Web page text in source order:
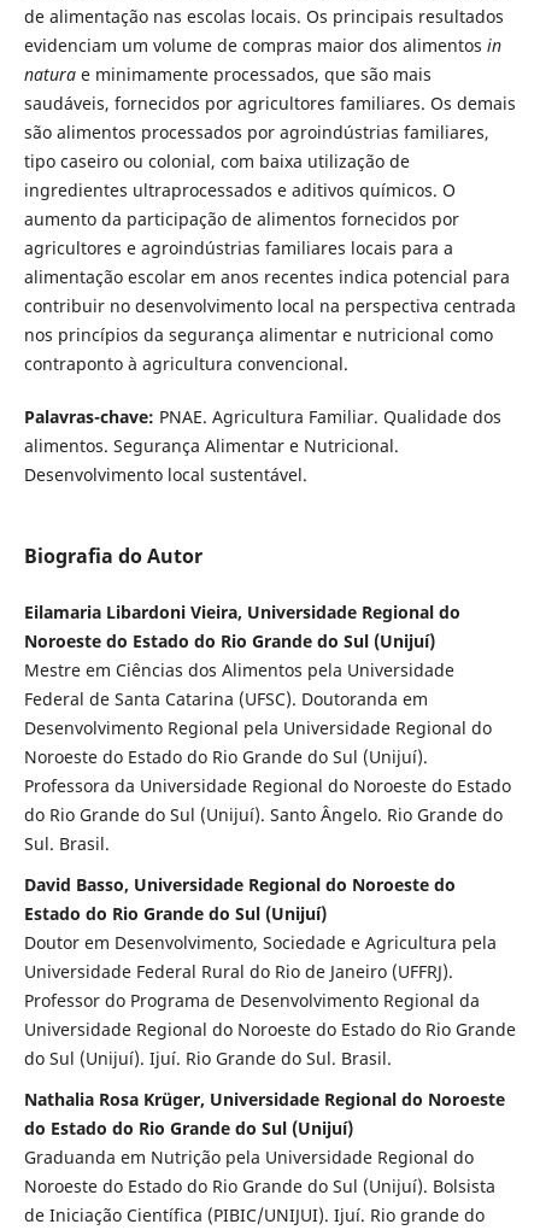
de alimentação nas escolas locais. Os principais resultados
evidenciam um volume de compras maior dos alimentos in
natura e minimamente processados, que são mais
saudáveis, fornecidos por agricultores familiares. Os demais
são alimentos processados por agroindústrias familiares,
tipo caseiro ou colonial, com baixa utilização de
ingredientes ultraprocessados e aditivos químicos. O
aumento da participação de alimentos fornecidos por
agricultores e agroindústrias familiares locais para a
alimentação escolar em anos recentes indica potencial para
contribuir no desenvolvimento local na perspectiva centrada
nos princípios da segurança alimentar e nutricional como
contraponto à agricultura convencional.
Palavras-chave: PNAE. Agricultura Familiar. Qualidade dos
alimentos. Segurança Alimentar e Nutricional.
Desenvolvimento local sustentável.
Biografia do Autor
Eilamaria Libardoni Vieira, Universidade Regional do
Noroeste do Estado do Rio Grande do Sul (Unijuí)
Mestre em Ciências dos Alimentos pela Universidade
Federal de Santa Catarina (UFSC). Doutoranda em
Desenvolvimento Regional pela Universidade Regional do
Noroeste do Estado do Rio Grande do Sul (Unijuí).
Professora da Universidade Regional do Noroeste do Estado
do Rio Grande do Sul (Unijuí). Santo Ângelo. Rio Grande do
Sul. Brasil.
David Basso, Universidade Regional do Noroeste do
Estado do Rio Grande do Sul (Unijuí)
Doutor em Desenvolvimento, Sociedade e Agricultura pela
Universidade Federal Rural do Rio de Janeiro (UFFRJ).
Professor do Programa de Desenvolvimento Regional da
Universidade Regional do Noroeste do Estado do Rio Grande
do Sul (Unijuí). Ijuí. Rio Grande do Sul. Brasil.
Nathalia Rosa Krüger, Universidade Regional do Noroeste
do Estado do Rio Grande do Sul (Unijuí)
Graduanda em Nutrição pela Universidade Regional do
Noroeste do Estado do Rio Grande do Sul (Unijuí). Bolsista
de Iniciação Científica (PIBIC/UNIJUI). Ijuí. Rio grande do